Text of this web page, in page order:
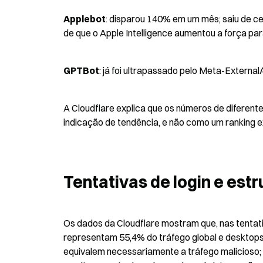
Applebot: disparou 140% em um mês; saiu de
de que o Apple Intelligence aumentou a força
GPTBot: já foi ultrapassado pelo Meta-
A Cloudflare explica que os números de
indicação de tendência, e não como um ranking
Tentativas de login e
Os dados da Cloudflare mostram que, nas
representam 55,4% do tráfego global e
equivalem necessariamente a tráfego